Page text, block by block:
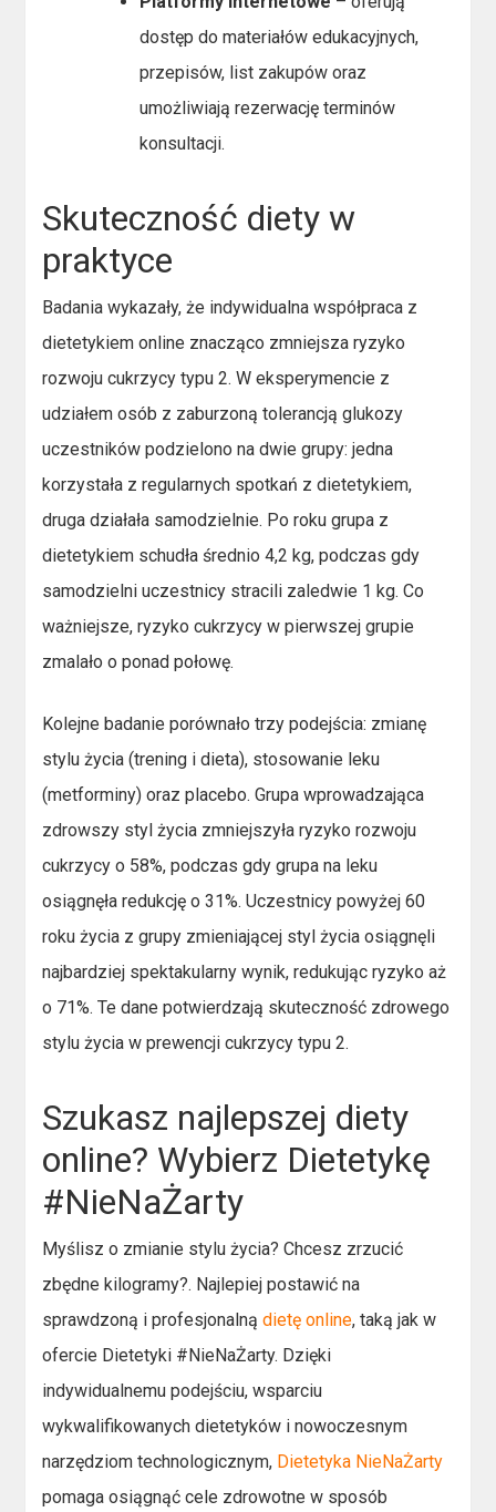
dostęp do materiałów edukacyjnych,
przepisów, list zakupów oraz
umożliwiają rezerwację terminów
konsultacji.
Skuteczność diety w
praktyce
Badania wykazały, że indywidualna współpraca z
dietetykiem online znacząco zmniejsza ryzyko
rozwoju cukrzycy typu 2. W eksperymencie z
udziałem osób z zaburzoną tolerancją glukozy
uczestników podzielono na dwie grupy: jedna
korzystała z regularnych spotkań z dietetykiem,
druga działała samodzielnie. Po roku grupa z
dietetykiem schudła średnio 4,2 kg, podczas gdy
samodzielni uczestnicy stracili zaledwie 1 kg. Co
ważniejsze, ryzyko cukrzycy w pierwszej grupie
zmalało o ponad połowę.
Kolejne badanie porównało trzy podejścia: zmianę
stylu życia (trening i dieta), stosowanie leku
(metforminy) oraz placebo. Grupa wprowadzająca
zdrowszy styl życia zmniejszyła ryzyko rozwoju
cukrzycy o 58%, podczas gdy grupa na leku
osiągnęła redukcję o 31%. Uczestnicy powyżej 60
roku życia z grupy zmieniającej styl życia osiągnęli
najbardziej spektakularny wynik, redukując ryzyko aż
o 71%. Te dane potwierdzają skuteczność zdrowego
stylu życia w prewencji cukrzycy typu 2.
Szukasz najlepszej diety
online? Wybierz Dietetykę
#NieNaŻarty
Myślisz o zmianie stylu życia? Chcesz zrzucić
zbędne kilogramy?. Najlepiej postawić na
sprawdzoną i profesjonalnądietę online, taką jak w
ofercie Dietetyki #NieNaŻarty. Dzięki
indywidualnemu podejściu, wsparciu
wykwalifikowanych dietetyków i nowoczesnym
narzędziom technologicznym, Dietetyka NieNaŻarty
pomaga osiągnąć cele zdrowotne w sposób